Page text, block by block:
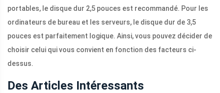
portables, le disque dur 2,5 pouces est recommandé. Pour les
ordinateurs de bureau et les serveurs, le disque dur de 3,5
pouces est parfaitement logique. Ainsi, vous pouvez décider de
choisir celui qui vous convient en fonction des facteurs ci-
dessus.
Des Articles Intéressants